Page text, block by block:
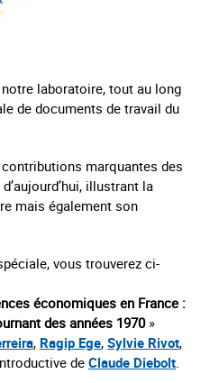
laboratoire, tout au long
de documents de travail du
marquantes des
illustrant la
mais également son
vous trouverez ci-
économiques en France :
des années 1970»
, Ragip Ege, Sylvie Rivot,
de Claude Diebolt